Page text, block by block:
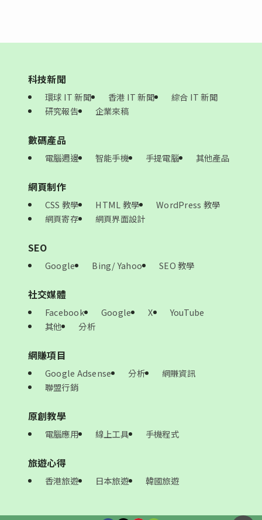
科技新聞
環球 IT 新聞 香港 IT 新聞
綜合 IT 新聞
研究報告
企業來稿
數碼產品
電腦週邊 智能手機 手提電腦 其他產品
網頁制作
CSS 教學 HTML 教學
WordPress 教學
網頁寄存
網頁界面設計
SEO
Google Bing/ Yahoo SEO 教學
社交媒體
Facebook Google X
YouTube
其他
分析
網賺項目
Google Adsense 分析
網賺資訊
聯盟行銷
原創教學
電腦應用 線上工具 手機程式
旅遊心得
香港旅遊 日本旅遊 韓國旅遊